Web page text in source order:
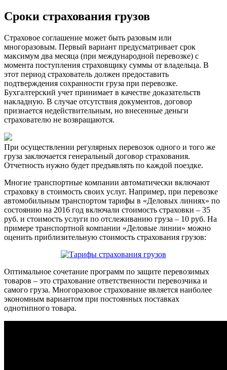
Сроки страхования грузов
Страховое соглашение может быть разовым или
многоразовым. Первый вариант предусматривает срок
максимум два месяца (при международной перевозке) с
момента поступления страховщику суммы от владельца. В
этот период страхователь должен предоставить
подтверждения сохранности груза при перевозке.
Бухгалтерский учет принимает в качестве доказательств
накладную. В случае отсутствия документов, договор
признается недействительным, но внесенные деньги
страхователю не возвращаются.
При осуществлении регулярных перевозок одного и того же
груза заключается генеральный договор страхования.
Отчетность нужно будет предъявлять по каждой поездке.
Многие транспортные компании автоматически включают
страховку в стоимость своих услуг. Например, при перевозке
автомобильным транспортом тарифы в «Деловых линиях» по
состоянию на 2016 год включали стоимость страховки – 35
руб. и стоимость услуги по отслеживанию груза – 10 руб. На
примере транспортной компании «Деловые линии» можно
оценить приблизительную стоимость страхования грузов:
Оптимальное сочетание программ по защите перевозимых
товаров – это страхование ответственности перевозчика и
самого груза. Многоразовое страхование является наиболее
экономным вариантом при постоянных поставках
однотипного товара.